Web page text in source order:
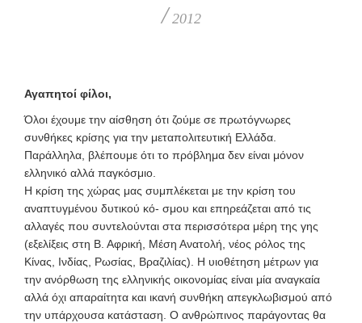
/ 2012
Αγαπητοί φίλοι,
Όλοι έχουμε την αίσθηση ότι ζούμε σε πρωτόγνωρες
συνθήκες κρίσης για την μεταπολιτευτική Ελλάδα.
Παράλληλα, βλέπουμε ότι το πρόβλημα δεν είναι μόνον
ελληνικό αλλά παγκόσμιο.
Η κρίση της χώρας μας συμπλέκεται με την κρίση του
αναπτυγμένου δυτικού κό- σμου και επηρεάζεται από τις
αλλαγές που συντελούνται στα περισσότερα μέρη της γης
(εξελίξεις στη Β. Αφρική, Μέση Ανατολή, νέος ρόλος της
Κίνας, Ινδίας, Ρωσίας, Βραζιλίας). Η υιοθέτηση μέτρων για
την ανόρθωση της ελληνικής οικονομίας είναι μία αναγκαία
αλλά όχι απαραίτητα και ικανή συνθήκη απεγκλωβισμού από
την υπάρχουσα κατάσταση. Ο ανθρώπινος παράγοντας θα